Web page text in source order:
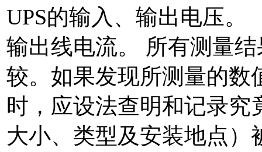
UPS的输入、输出电压。
输出线电流。 所有测量
较。如果发现所测量的数
时，应设法查明和记录究
大小、类型及安装地点）